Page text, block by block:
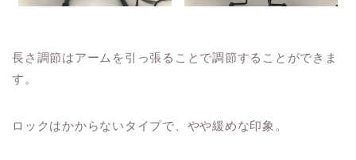
長さ調節はアームを引っ張ることで調節することができま
す。
ロックはかからないタイプで、やや緩めな印象。